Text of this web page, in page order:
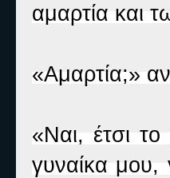
αμαρτία και
«Αμαρτία;»
«Ναι, έτσι
γυναίκα μου,